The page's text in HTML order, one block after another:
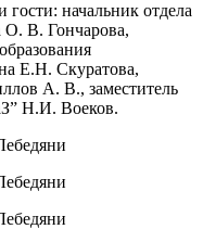
начальник отдела
О. В. Гончарова,
Е.Н. Скуратова,
А. В., заместитель
Н.И. Воеков.